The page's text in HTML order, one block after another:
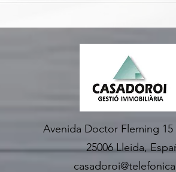
Avenida Doctor Fleming 15
25006 Lleida,